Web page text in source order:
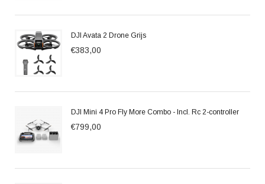
DJI Avata 2 Drone Grijs
€383,00
DJI Mini 4 Pro Fly More Combo - Incl. Rc 2-controller
€799,00